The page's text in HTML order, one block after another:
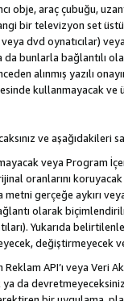
obje, araç çubuğu,
bir televizyon set
veya dvd oynatıcılar)
bunlarla bağlantılı
alınmış yazılı
kullanmayacak ve
ve aşağıdakileri
veya Program
oranlarını
gerçeğe aykırı
olarak
Yukarıda
API’ı veya Veri
da